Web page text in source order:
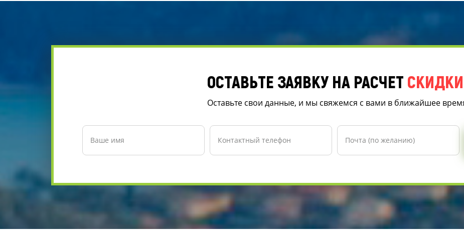
ОСТАВЬТЕ ЗАЯВКУ НА РАСЧЕТ СКИДКИ
Оставьте свои данные, и мы свяжемся с вами в ближайшее